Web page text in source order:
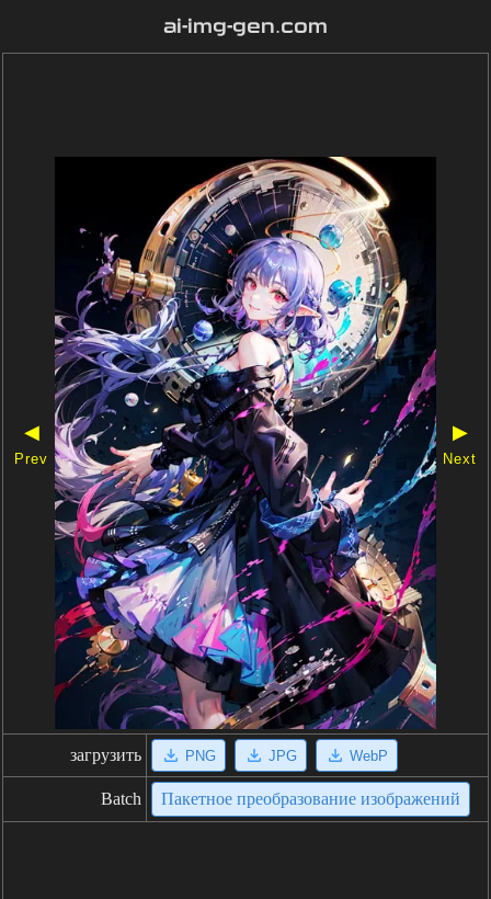
ai-img-gen.com
◀
Prev
▶
Next
загрузить PNG JPG WebP
Batch Пакетное преобразование изображений